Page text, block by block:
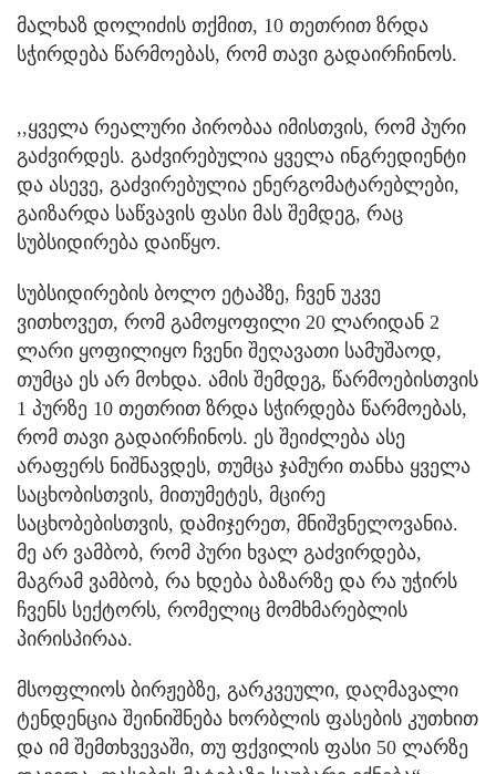
მალხაზ დოლიძის თქმით, 10 თეთრით ზრდა
სჭირდება წარმოებას, რომ თავი გადაირჩინოს.
,,ყველა რეალური პირობაა იმისთვის, რომ პური
გაძვირდეს. გაძვირებულია ყველა ინგრედიენტი
და ასევე, გაძვირებულია ენერგომატარებლები,
გაიზარდა საწვავის ფასი მას შემდეგ, რაც
სუბსიდირება დაიწყო.
სუბსიდირების ბოლო ეტაპზე, ჩვენ უკვე
ვითხოვეთ, რომ გამოყოფილი 20 ლარიდან 2
ლარი ყოფილიყო ჩვენი შეღავათი სამუშაოდ,
თუმცა ეს არ მოხდა. ამის შემდეგ, წარმოებისთვის
1 პურზე 10 თეთრით ზრდა სჭირდება წარმოებას,
რომ თავი გადაირჩინოს. ეს შეიძლება ასე
არაფერს ნიშნავდეს, თუმცა ჯამური თანხა ყველა
საცხობისთვის, მითუმეტეს, მცირე
საცხობებისთვის, დამიჯერეთ, მნიშვნელოვანია.
მე არ ვამბობ, რომ პური ხვალ გაძვირდება,
მაგრამ ვამბობ, რა ხდება ბაზარზე და რა უჭირს
ჩვენს სექტორს, რომელიც მომხმარებლის
პირისპირაა.
მსოფლიოს ბირჟებზე, გარკვეული, დაღმავალი
ტენდენცია შეინიშნება ხორბლის ფასების კუთხით
და იმ შემთხვევაში, თუ ფქვილის ფასი 50 ლარზე